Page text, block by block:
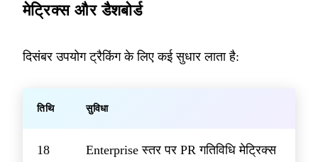
मेट्रिक्स और डैशबोर्ड
दिसंबर उपयोग ट्रैकिंग के लिए कई सुधार लाता है:
तिथि सुविधा
18
Enterprise स्तर पर PR गतिविधि मेट्रिक्स